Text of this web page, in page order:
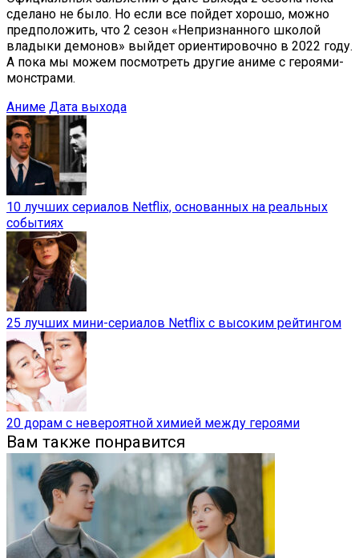
сделано не было. Но если все пойдет хорошо, можно
предположить, что 2 сезон «Непризнанного школой
владыки демонов» выйдет ориентировочно в 2022 году.
А пока мы можем посмотреть другие аниме с героями-
монстрами.
Аниме Дата выхода
10 лучших сериалов Netflix, основанных на реальных
событиях
25 лучших мини-сериалов Netflix с высоким рейтингом
20 дорам с невероятной химией между героями
Вам также понравится